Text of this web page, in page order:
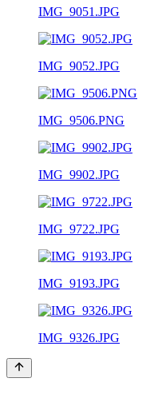
IMG_9051.JPG
IMG_9052.JPG
IMG_9506.PNG
IMG_9902.JPG
IMG_9722.JPG
IMG_9193.JPG
IMG_9326.JPG